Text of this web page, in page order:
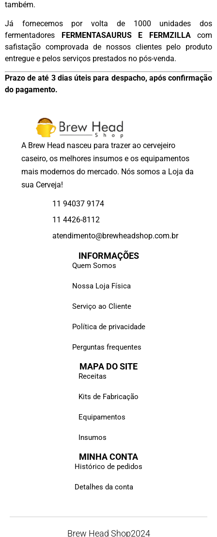
também.
Já fornecemos por volta de 1000 unidades dos
fermentadores FERMENTASAURUS E FERMZILLAcom
safistação comprovada de nossos clientes pelo produto
entregue e pelos serviços prestados no pós-venda.
Prazo de até 3 dias úteis para despacho, após confirmação
do pagamento.
A Brew Head nasceu para trazer ao cervejeiro
caseiro, os melhores insumos e os equipamentos
mais modernos do mercado. Nós somos a Loja da
sua Cerveja!
11 94037 9174
11 4426-8112
atendimento@brewheadshop.com.br
INFORMAÇÕES
Quem Somos
Nossa Loja Física
Serviço ao Cliente
Política de privacidade
Perguntas frequentes
MAPA DO SITE
Receitas
Kits de Fabricação
Equipamentos
Insumos
MINHA CONTA
Histórico de pedidos
Detalhes da conta
Brew Head Shop2024